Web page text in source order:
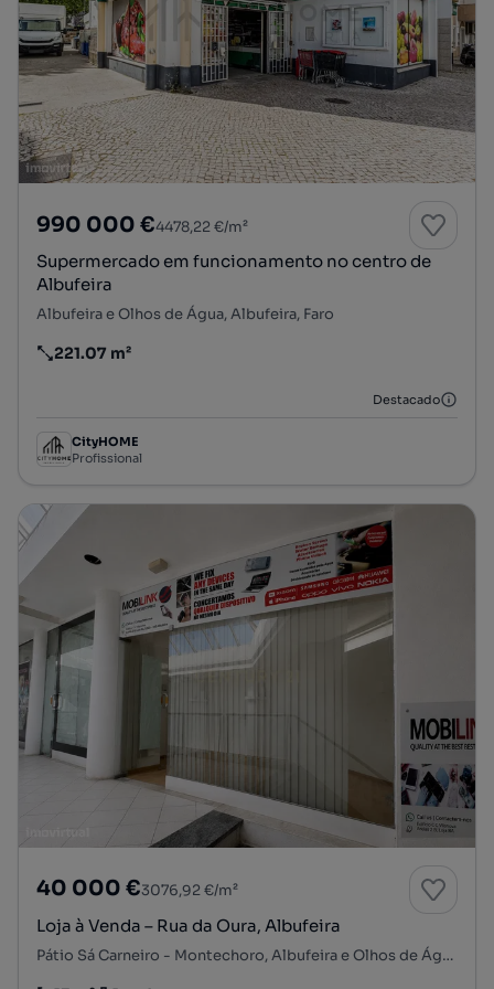
990 000 €4478,22 €/m²
Supermercado em funcionamento no centro de
Albufeira
Albufeira e Olhos de Água, Albufeira, Faro
Preço por metro quadrado
221.07 m²
Destacado
CityHOME
Profissional
40 000 €3076,92 €/m²
Loja à Venda – Rua da Oura, Albufeira
Pátio Sá Carneiro - Montechoro, Albufeira e Olhos de Água, Albufeira, Faro